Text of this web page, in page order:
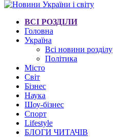
ВСІ РОЗДІЛИ
Головна
Україна
Всі новини розділу
Політика
Місто
Світ
Бізнес
Наука
Шоу-бізнес
Спорт
Lifestyle
БЛОГИ ЧИТАЧІВ